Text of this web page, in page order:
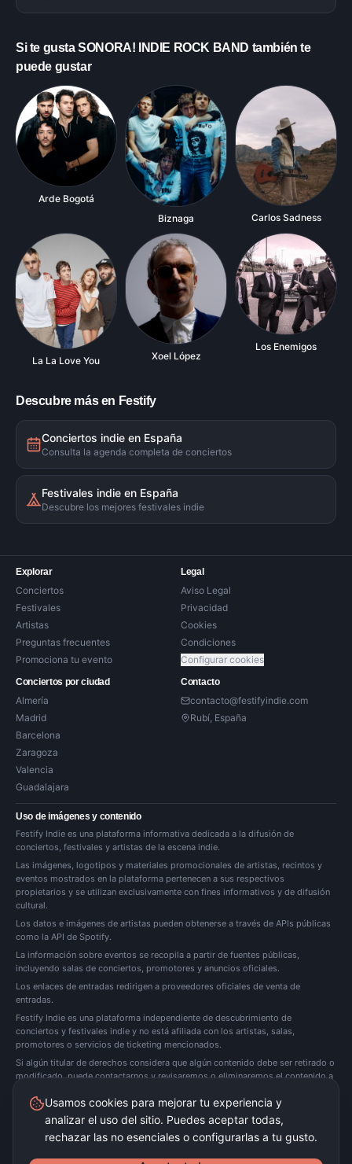
Si te gustaSONORA! INDIE ROCK BAND también te
puede gustar
Arde Bogotá
Biznaga
Carlos Sadness
La La Love You Xoel López
Los Enemigos
Descubre más en Festify
Conciertos indie en España
Consulta la agenda completa de conciertos
Festivales indie en España
Descubre los mejores festivales indie
Explorar
Conciertos
Festivales
Artistas
Preguntas frecuentes
Promociona tu evento
Legal
Aviso Legal
Privacidad
Cookies
Condiciones
Configurar cookies
Conciertos por ciudad
Almería
Madrid
Barcelona
Zaragoza
Valencia
Guadalajara
Contacto
contacto@festifyindie.com
Rubí, España
Uso de imágenes y contenido
Festify Indie es una plataforma informativa dedicada a la difusión de
conciertos, festivales y artistas de la escena indie.
Las imágenes, logotipos y materiales promocionales de artistas, recintos y
eventos mostrados en la plataforma pertenecen a sus respectivos
propietarios y se utilizan exclusivamente con fines informativos y de difusión
cultural.
Los datos e imágenes de artistas pueden obtenerse a través de APIs públicas
como la API de Spotify.
La información sobre eventos se recopila a partir de fuentes públicas,
incluyendo salas de conciertos, promotores y anuncios oficiales.
Los enlaces de entradas redirigen a proveedores oficiales de venta de
entradas.
Festify Indie es una plataforma independiente de descubrimiento de
conciertos y festivales indie y no está afiliada con los artistas, salas,
promotores o servicios de ticketing mencionados.
Si algún titular de derechos considera que algún contenido debe ser retirado o
modificado, puede contactarnos y revisaremos o eliminaremos el contenido a
Festify Indie no vende entradas directamente. Redirigimos a plataformas oficiales de
© 2026 Festify Indie · Beta
Usamos cookies para mejorar tu experiencia y
analizar el uso del sitio. Puedes aceptar todas,
rechazar las no esenciales o configurarlas a tu gusto.